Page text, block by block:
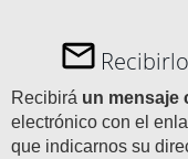
Recibirá un mensaje
electrónico con el
que indicarnos su